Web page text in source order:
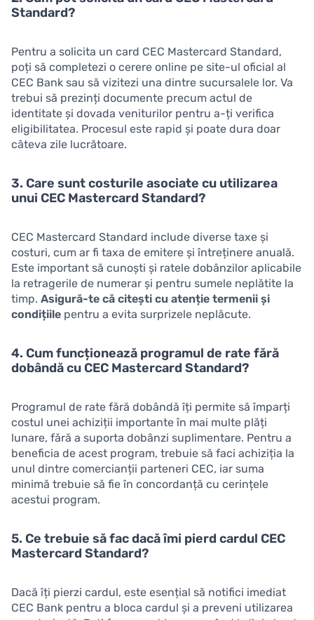
Standard?
Pentru a solicita un card CEC Mastercard Standard,
poți să completezi o cerere online pe site-ul oficial al
CEC Bank sau să vizitezi una dintre sucursalele lor. Va
trebui să prezinți documente precum actul de
identitate și dovada veniturilor pentru a-ți verifica
eligibilitatea. Procesul este rapid și poate dura doar
câteva zile lucrătoare.
3. Care sunt costurile asociate cu utilizarea
unui CEC Mastercard Standard?
CEC Mastercard Standard include diverse taxe și
costuri, cum ar fi taxa de emitere și întreținere anuală.
Este important să cunoști și ratele dobânzilor aplicabile
la retragerile de numerar și pentru sumele neplătite la
timp. Asigură-te că citești cu atenție termenii și
condițiile pentru a evita surprizele neplăcute.
4. Cum funcționează programul de rate fără
dobândă cu CEC Mastercard Standard?
Programul de rate fără dobândă îți permite să împarți
costul unei achiziții importante în mai multe plăți
lunare, fără a suporta dobânzi suplimentare. Pentru a
beneficia de acest program, trebuie să faci achiziția la
unul dintre comercianții parteneri CEC, iar suma
minimă trebuie să fie în concordanță cu cerințele
acestui program.
5. Ce trebuie să fac dacă îmi pierd cardul CEC
Mastercard Standard?
Dacă îți pierzi cardul, este esențial să notifici imediat
CEC Bank pentru a bloca cardul și a preveni utilizarea